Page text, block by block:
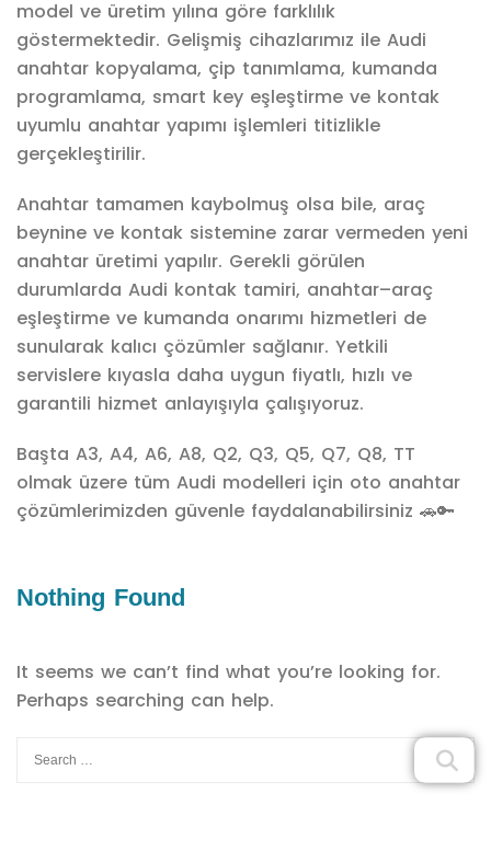
model ve üretim yılına göre farklılık
göstermektedir. Gelişmiş cihazlarımız ile Audi
anahtar kopyalama, çip tanımlama, kumanda
programlama, smart key eşleştirme ve kontak
uyumlu anahtar yapımı işlemleri titizlikle
gerçekleştirilir.
Anahtar tamamen kaybolmuş olsa bile, araç
beynine ve kontak sistemine zarar vermeden yeni
anahtar üretimi yapılır. Gerekli görülen
durumlarda Audi kontak tamiri, anahtar–araç
eşleştirme ve kumanda onarımı hizmetleri de
sunularak kalıcı çözümler sağlanır. Yetkili
servislere kıyasla daha uygun fiyatlı, hızlı ve
garantili hizmet anlayışıyla çalışıyoruz.
Başta A3, A4, A6, A8, Q2, Q3, Q5, Q7, Q8, TT
olmak üzere tüm Audi modelleri için oto anahtar
çözümlerimizden güvenle faydalanabilirsiniz 🚗🔑
Nothing Found
It seems we can’t find what you’re looking for.
Perhaps searching can help.